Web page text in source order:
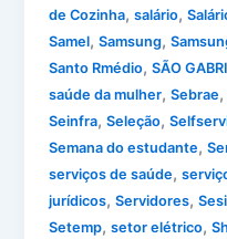
de Cozinha,salário,
Samel,Samsung,
Santo Rmédio,SÃO
saúde da mulher,Sebrae
Seinfra,Seleção,
Semana do estudante,
serviços de saúde,
jurídicos,Servidores,Sesi
Setemp,setor elétrico,